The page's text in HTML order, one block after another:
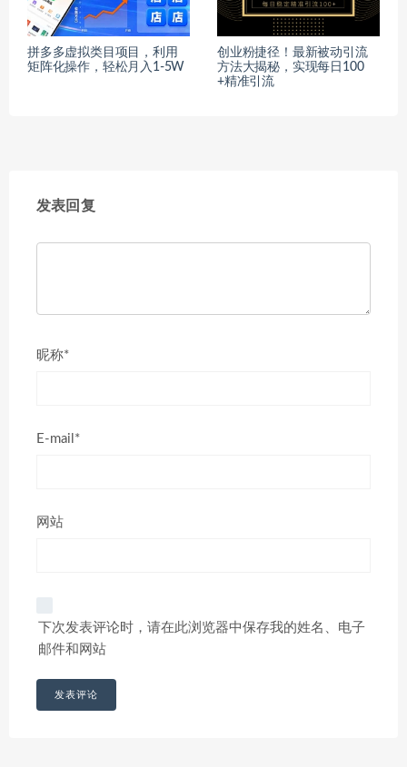
拼多多虚拟类目项目，利用
矩阵化操作，轻松月入1-5W
创业粉捷径！最新被动引流
方法大揭秘，实现每日100
+精准引流
发表回复
昵称*
E-mail*
网站
下次发表评论时，请在此浏览器中保存我的姓名、电子
邮件和网站